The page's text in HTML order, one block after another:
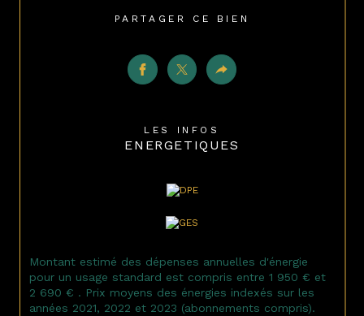
PARTAGER CE BIEN
LES INFOS
ENERGETIQUES
Montant estimé des dépenses annuelles d'énergie
pour un usage standard est compris entre 1 950 € et
2 690 € . Prix moyens des énergies indexés sur les
années 2021, 2022 et 2023 (abonnements compris).